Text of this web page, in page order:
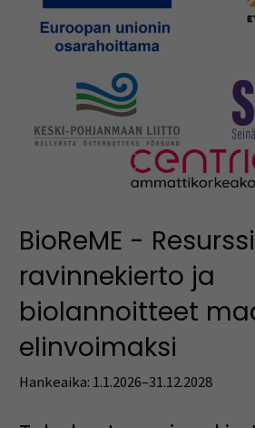
BioReME -
ravinnekierto ja
biolannoitteet
elinvoimaksi
Hankeaika: 1.1.2026–31.12.2028